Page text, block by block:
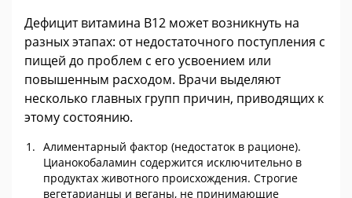
Дефицит витамина В12 может возникнуть на
разных этапах: от недостаточного поступления с
пищей до проблем с его усвоением или
повышенным расходом. Врачи выделяют
несколько главных групп причин, приводящих к
этому состоянию.
Алиментарный фактор (недостаток в рационе).
Цианокобаламин содержится исключительно в
продуктах животного происхождения. Строгие
вегетарианцы и веганы, не принимающие